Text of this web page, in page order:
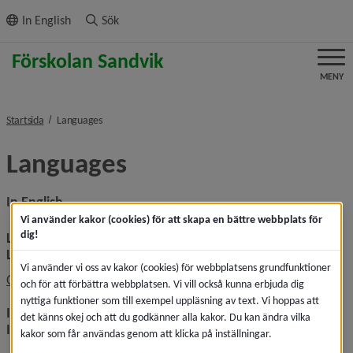
innehållet
In English Sök
MENY
Startsida Languagesnivå i brödsmulenavigeringen
Languages
In English
Link to this page in Google translate
Länk till denna sida i Google Translate
Open this page in Google Translate
Länk till annan
Instructions for translation in different web browsers
Instruktioner för att översätta i olika webbläsare
Vi använder kakor (cookies) för att skapa en bättre webbplats för
dig!
Vi använder vi oss av kakor (cookies) för webbplatsens grundfunktioner
och för att förbättra webbplatsen. Vi vill också kunna erbjuda dig
nyttiga funktioner som till exempel uppläsning av text. Vi hoppas att
det känns okej och att du godkänner alla kakor. Du kan ändra vilka
kakor som får användas genom att klicka på inställningar.